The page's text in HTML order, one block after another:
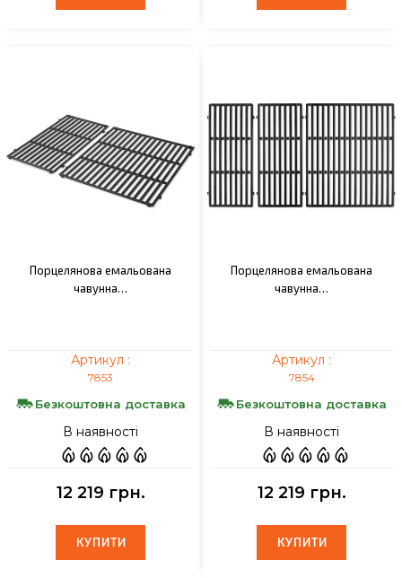
Порцелянова емальована
чавунна…
Артикул :
7853
Безкоштовна доставка
В наявності
12 219 грн.
КУПИТИ
КУПИТИ
Порцелянова емальована
чавунна…
Артикул :
7854
Безкоштовна доставка
В наявності
12 219 грн.
КУПИТИ
КУПИТИ